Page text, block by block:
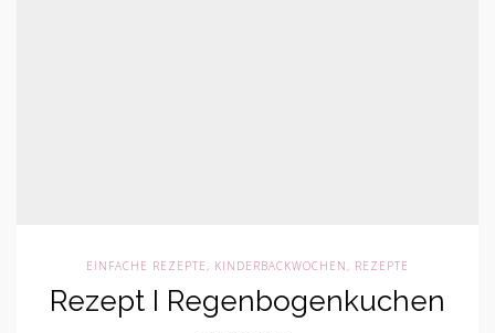
EINFACHE REZEPTE, KINDERBACKWOCHEN, REZEPTE
Rezept I Regenbogenkuchen